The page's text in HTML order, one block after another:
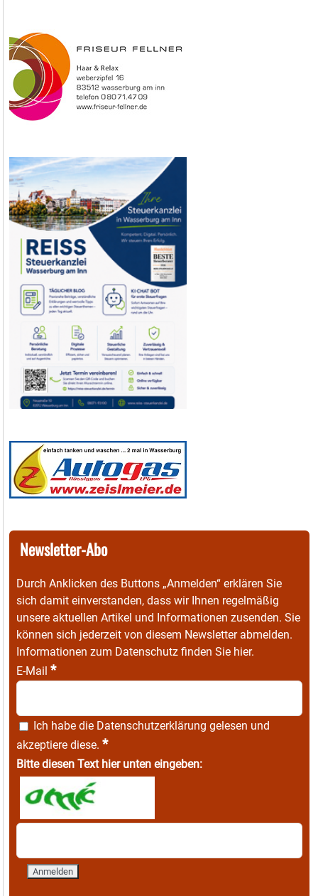
Newsletter-Abo
Durch Anklicken des Buttons „Anmelden“ erklären Sie
sich damit einverstanden, dass wir Ihnen regelmäßig
unsere aktuellen Artikel und Informationen zusenden. Sie
können sich jederzeit von diesem Newsletter abmelden.
Informationen zum Datenschutz finden Sie hier.
E-Mail *
Ich habe die Datenschutzerklärung gelesen und
akzeptiere diese. *
Bitte diesen Text hier unten eingeben: